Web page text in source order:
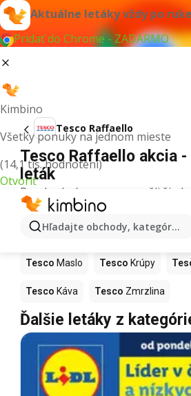
Aktuálne letáky vždy po
Pridať do Chrome - ZADARMO
Kimbino
Všetky ponuky na jednom mieste
(14,1 tis. hodnotení)
Otvoriť
Hľadajte obchody, kategórie,
Tesco Raffaello
Tesco Raffaello akcia -
leták
Pre daný výraz sme nenašli
Ďalšie produkty v
Tesco Pizza Tesco Kiwi
Tesco Maslo Tesco Krúpy
Tesco Káva Tesco Zmrzlina
Ďalšie letáky z